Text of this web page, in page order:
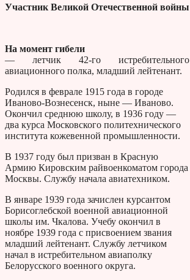
Участник Великой Отечественной войны
На момент гибели
— летчик 42-го истребительного
авиационного полка, младший лейтенант.
Родился в феврале 1915 года в городе
Иваново-Вознесенск, ныне — Иваново.
Окончил среднюю школу, в 1936 году —
два курса Московского политехнического
института кожевенной промышленности.
В 1937 году был призван в Красную
Армию Кировским райвоенкоматом города
Москвы. Службу начала авиатехником.
В январе 1939 года зачислен курсантом
Борисоглебской военной авиационной
школы им. Чкалова. Учебу окончил в
ноябре 1939 года с присвоением звания
младший лейтенант. Службу летчиком
начал в истребительном авиаполку
Белорусского военного округа.